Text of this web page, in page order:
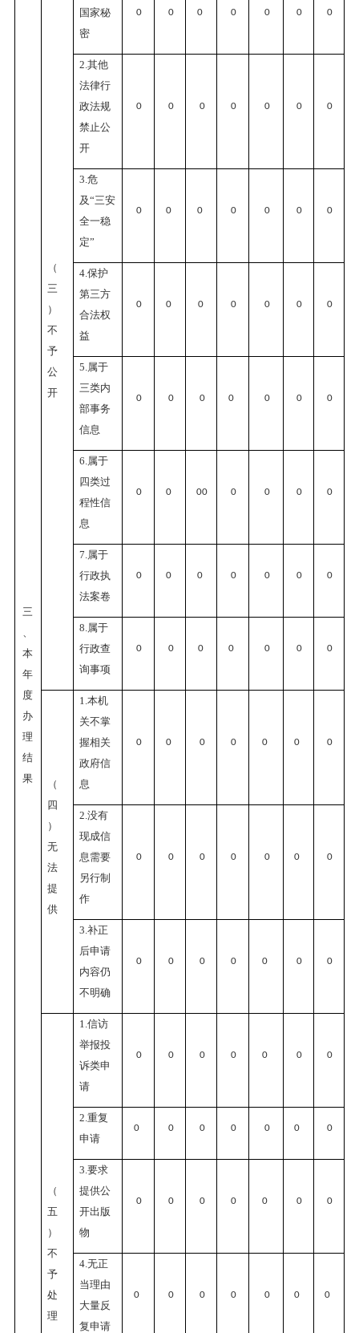
三
、
本
年
度
办
理
结
果
（
三
）
不
予
公
开
国家秘
密
0 0 0 0 0 0 0
2.其他
法律行
政法规
禁止公
开
0 0 0 0 0 0 0
3.危
及“三安
全一稳
定”
0 0 0 0 0 0 0
4.保护
第三方
合法权
益
0 0 0 0 0 0 0
5.属于
三类内
部事务
信息
0 0 0 0 0 0 0
6.属于
四类过
程性信
息
0 0 00 0 0 0 0
7.属于
行政执
法案卷
0 0 0 0 0 0 0
8.属于
行政查
询事项
0 0 0 0 0 0 0
（
四
）
无
法
提
供
1.本机
关不掌
握相关
政府信
息
0 0 0 0 0 0 0
2.没有
现成信
息需要
另行制
作
0 0 0 0 0 0 0
3.补正
后申请
内容仍
不明确
0 0 0 0 0 0 0
（
五
）
不
予
处
理
1.信访
举报投
诉类申
请
0 0 0 0 0 0 0
2.重复
申请
0 0 0 0 0 0 0
3.要求
提供公
开出版
物
0 0 0 0 0 0 0
4.无正
当理由
大量反
复申请
0 0 0 0 0 0 0